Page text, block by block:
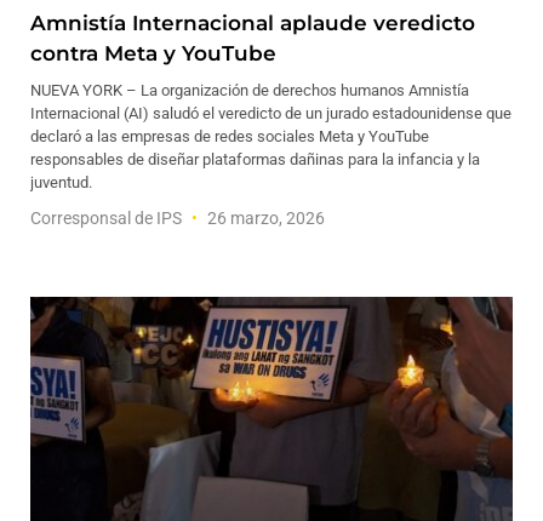
Amnistía Internacional aplaude veredicto
contra Meta y YouTube
NUEVA YORK – La organización de derechos humanos Amnistía
Internacional (AI) saludó el veredicto de un jurado estadounidense que
declaró a las empresas de redes sociales Meta y YouTube
responsables de diseñar plataformas dañinas para la infancia y la
juventud.
Corresponsal de IPS 26 marzo, 2026